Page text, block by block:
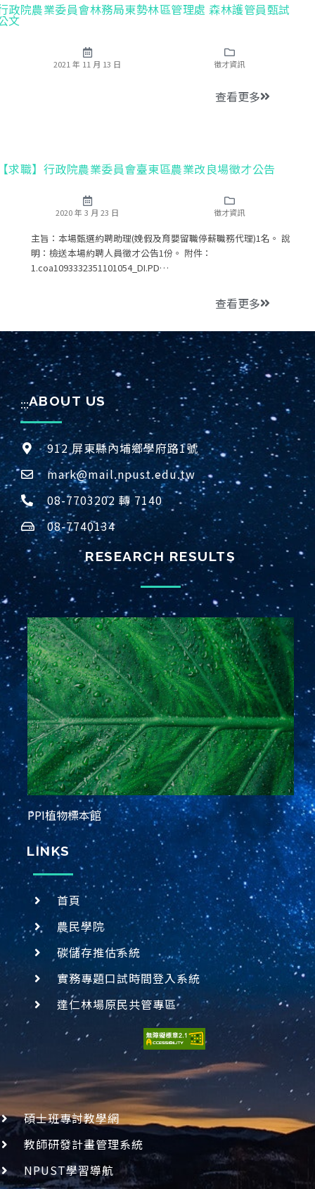
政院農業委員會林務局東勢林區管理處 森林護管員甄試
文
2021 年 11 月 13 日 徵才資訊
查看更多
求職】行政院農業委員會臺東區農業改良場徵才公告
2020 年 3 月 23 日 徵才資訊
主旨：本場甄選約聘助理(娩假及育嬰留職停薪職務代理)1名。 說
明：檢送本場約聘人員徵才公告1份。 附件：
1.coa1093332351101054_DI.PD…
查看更多
:::ABOUT US
912 屏東縣內埔鄉學府路1號
mark@mail.npust.edu.tw
08-7703202 轉 7140
08-7740134
RESEARCH RESULTS
PPI植物標本館
LINKS
首頁
農民學院
碳儲存推估系統
實務專題口試時間登入系統
達仁林場原民共管專區
碩士班專討教學網
教師研發計畫管理系統
NPUST學習導航